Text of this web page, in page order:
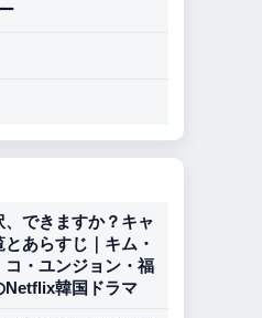
、できますか？キャ
とあらすじ｜キム・
コ・ユンジョン・福
Netflix韓国ドラマ